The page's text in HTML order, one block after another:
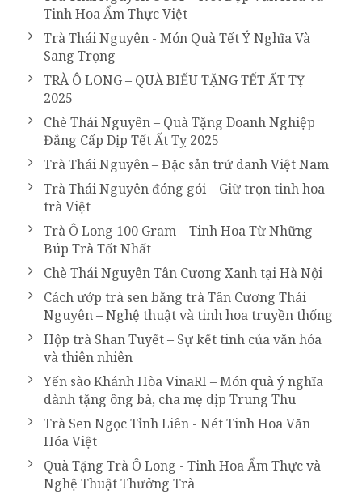
Tinh Hoa Ẩm Thực Việt
Trà Thái Nguyên - Món Quà Tết Ý Nghĩa Và
Sang Trọng
TRÀ Ô LONG – QUÀ BIẾU TẶNG TẾT ẤT TỴ
2025
Chè Thái Nguyên – Quà Tặng Doanh Nghiệp
Đẳng Cấp Dịp Tết Ất Tỵ 2025
Trà Thái Nguyên – Đặc sản trứ danh Việt Nam
Trà Thái Nguyên đóng gói – Giữ trọn tinh hoa
trà Việt
Trà Ô Long 100 Gram – Tinh Hoa Từ Những
Búp Trà Tốt Nhất
Chè Thái Nguyên Tân Cương Xanh tại Hà Nội
Cách ướp trà sen bằng trà Tân Cương Thái
Nguyên – Nghệ thuật và tinh hoa truyền thống
Hộp trà Shan Tuyết – Sự kết tinh của văn hóa
và thiên nhiên
Yến sào Khánh Hòa VinaRI – Món quà ý nghĩa
dành tặng ông bà, cha mẹ dịp Trung Thu
Trà Sen Ngọc Tỉnh Liên - Nét Tinh Hoa Văn
Hóa Việt
Quà Tặng Trà Ô Long - Tinh Hoa Ẩm Thực và
Nghệ Thuật Thưởng Trà